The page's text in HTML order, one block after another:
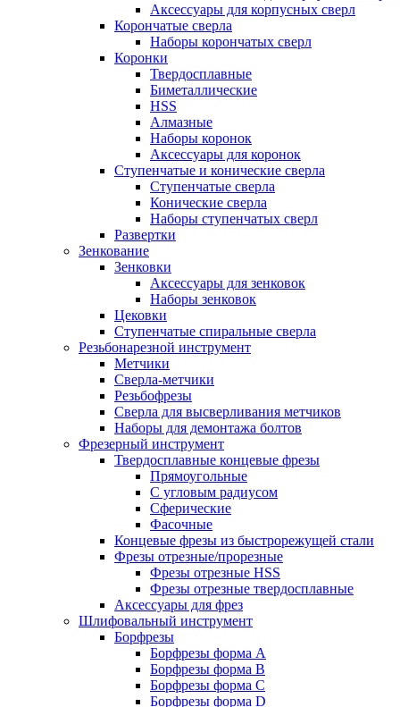
Аксессуары для корпусных сверл
Корончатые сверла
Наборы корончатых сверл
Коронки
Твердосплавные
Биметаллические
HSS
Алмазные
Наборы коронок
Аксессуары для коронок
Ступенчатые и конические сверла
Ступенчатые сверла
Конические сверла
Наборы ступенчатых сверл
Развертки
Зенкование
Зенковки
Аксессуары для зенковок
Наборы зенковок
Цековки
Ступенчатые спиральные сверла
Резьбонарезной инструмент
Метчики
Сверла-метчики
Резьбофрезы
Сверла для высверливания метчиков
Наборы для демонтажа болтов
Фрезерный инструмент
Твердосплавные концевые фрезы
Прямоугольные
С угловым радиусом
Сферические
Фасочные
Концевые фрезы из быстрорежущей стали
Фрезы отрезные/прорезные
Фрезы отрезные HSS
Фрезы отрезные твердосплавные
Аксессуары для фрез
Шлифовальный инструмент
Борфрезы
Борфрезы форма A
Борфрезы форма B
Борфрезы форма C
Борфрезы форма D